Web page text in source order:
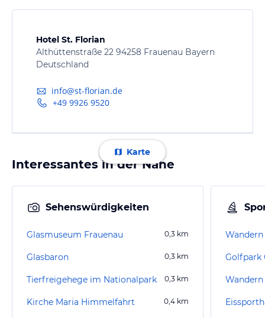
Hotel St. Florian
Althüttenstraße 22 94258 Frauenau Bayern
Deutschland
info@st-florian.de
+49 9926 9520
Karte
Interessantes in der Nähe
Sehenswürdigkeiten
Glasmuseum Frauenau 0,3 km
Glasbaron 0,3 km
Tierfreigehege im Nationalpark 0,3 km
Kirche Maria Himmelfahrt 0,4 km
Golfpark